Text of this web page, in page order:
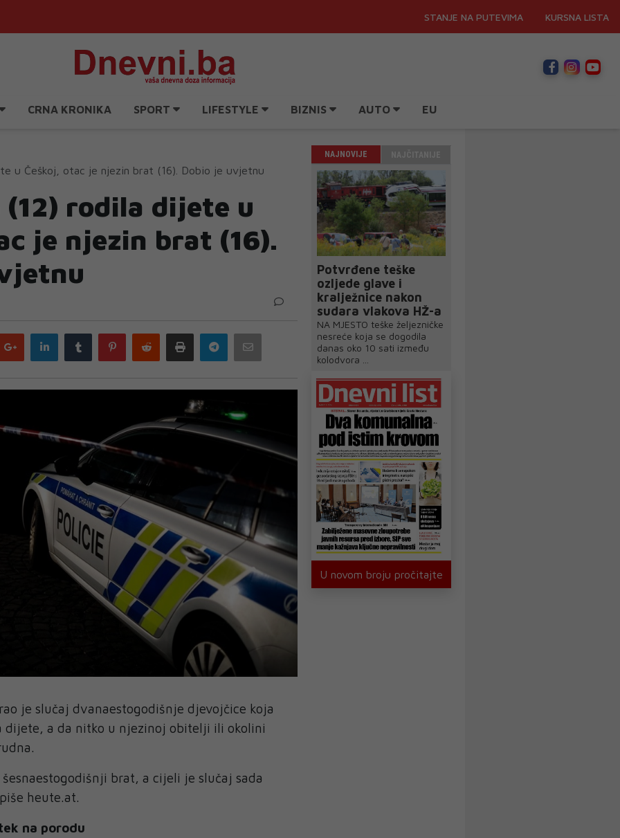
STANJE NA PUTEVIMA KURSNA LISTA
CRNA KRONIKA SPORT LIFESTYLE BIZNIS AUTO EU
u Češkoj, otac je njezin brat (16). Dobio je uvjetnu
(12) rodila dijete u
je njezin brat (16).
Google
plus
LinkedIn Tumblr PinterestReddit Print Telegram
je slučaj dvanaestogodišnje djevojčice koja
dijete, a da nitko u njezinoj obitelji ili okolini
brat, a cijeli je slučaj sada
heute.at.
na porodu
NAJNOVIJE
Potvrđene teške
ozljede glave i
kralježnice nakon
sudara vlakova HŽ-a
NA MJESTO teške željezničke
nesreće koja se dogodila
danas oko 10 sati između
kolodvora ...
U novom broju pročitajte